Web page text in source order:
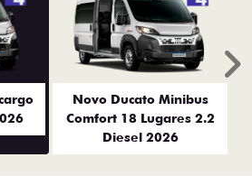
Novo Ducato Minibus
Comfort 18 Lugares 2.2
Diesel 2026